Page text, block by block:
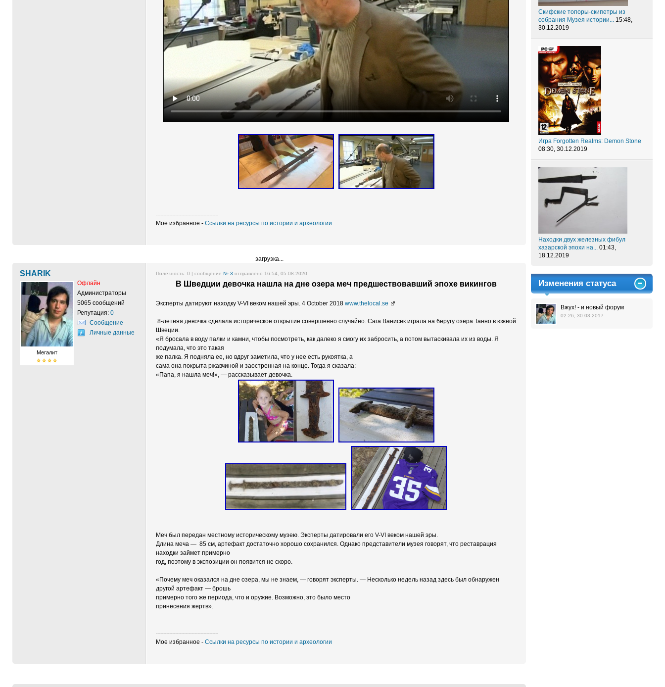
------------------------------------------
Мое избранное - Ссылки на ресурсы по истории и археологии
загрузка...
SHARIK
Мегалит
Офлайн
Администраторы
5065 сообщений
Репутация: 0
Сообщение
Личные данные
Полезность: 0 | сообщение № 3 отправлено 16:54, 05.08.2020
В Шведции девочка нашла на дне озера меч предшествовавший эпохе викингов
Эксперты датируют находку V-VI веком нашей эры. 4 October 2018 www.thelocal.se
8-летняя девочка сделала историческое открытие совершенно случайно. Сага Ванисек играла на беругу озера Танно в южной
Швеции.
«Я бросала в воду палки и камни, чтобы посмотреть, как далеко я смогу их забросить, а потом вытаскивала их из воды. Я
подумала, что это такая
же палка. Я подняла ее, но вдруг заметила, что у нее есть рукоятка, а
сама она покрыта ржавчиной и заостренная на конце. Тогда я сказала:
«Папа, я нашла меч!», — рассказывает девочка.
Меч был передан местному историческому музею. Эксперты датировали его V-VI веком нашей эры.
Длина меча — 85 см, артефакт достаточно хорошо сохранился. Однако представители музея говорят, что реставрация
находки займет примерно
год, поэтому в экспозиции он появится не скоро.
«Почему меч оказался на дне озера, мы не знаем, — говорят эксперты. — Несколько недель назад здесь был обнаружен
другой артефакт — брошь
примерно того же периода, что и оружие. Возможно, это было место
принесения жертв».
------------------------------------------
Мое избранное - Ссылки на ресурсы по истории и археологии
Скифские топоры-скипетры из
собрания Музея истории...
15:48,
30.12.2019
Игра Forgotten Realms: Demon Stone
08:30, 30.12.2019
Находки двух железных фибул
хазарской эпохи на...
01:43,
18.12.2019
Изменения статуса
Вжух! - и новый форум
02:26, 30.03.2017